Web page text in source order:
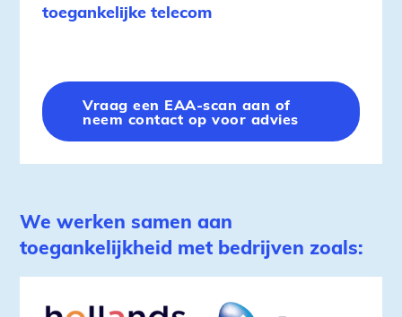
toegankelijke telecom
Vraag een EAA-scan aan of
neem contact op voor advies
We werken samen aan
toegankelijkheid met bedrijven zoals: